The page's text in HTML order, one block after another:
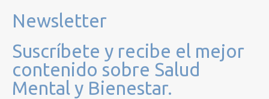
Newsletter
Suscríbete y recibe el mejor
contenido sobre Salud
Mental y Bienestar.